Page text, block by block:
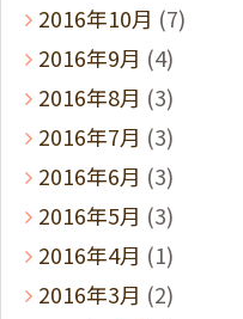
2016年10月 (7)
2016年9月 (4)
2016年8月 (3)
2016年7月 (3)
2016年6月 (3)
2016年5月 (3)
2016年4月 (1)
2016年3月 (2)